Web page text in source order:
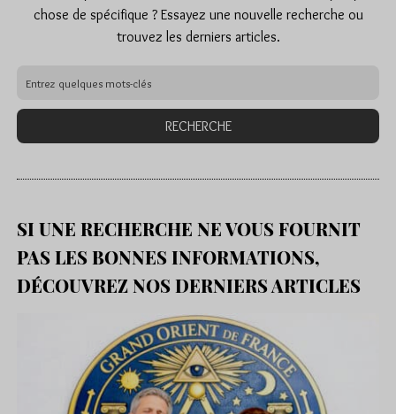
chose de spécifique ? Essayez une nouvelle recherche ou
trouvez les derniers articles.
SI UNE RECHERCHE NE VOUS FOURNIT
PAS LES BONNES INFORMATIONS,
DÉCOUVREZ NOS DERNIERS ARTICLES